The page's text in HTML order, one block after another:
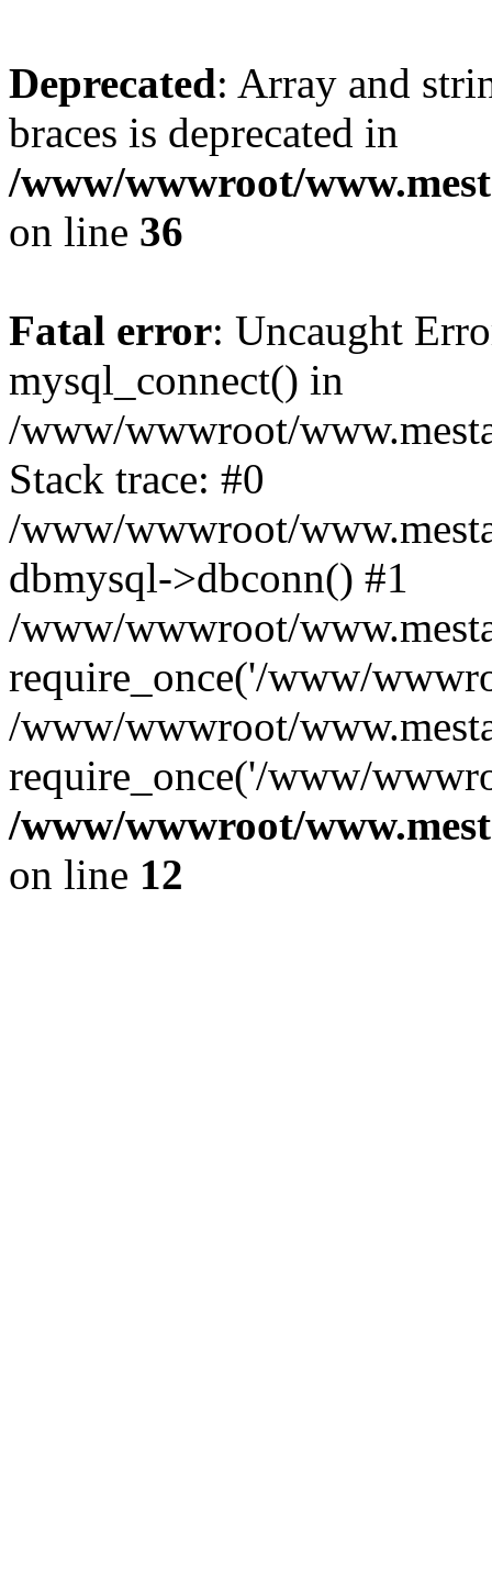
Deprecated: Array and
braces is deprecated in
/www/wwwroot/
on line 36
Fatal error: Uncaught
mysql_connect() in
/www/wwwroot/
Stack trace: #0
/www/wwwroot/
dbmysql->dbconn() #1
/www/wwwroot/
require_once('/www/
/www/wwwroot/
require_once('/www/
/www/wwwroot/
on line 12